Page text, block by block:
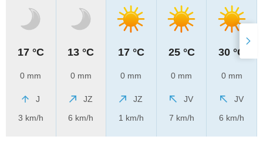
17 °C
0 mm
J
3 km/h
13 °C
0 mm
JZ
6 km/h
17 °C
0 mm
JZ
1 km/h
25 °C
0 mm
JV
7 km/h
30 °C
0 mm
JV
6 km/h